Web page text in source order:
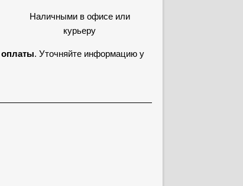
Наличными в офисе или
курьеру
оплаты. Уточняйте информацию у